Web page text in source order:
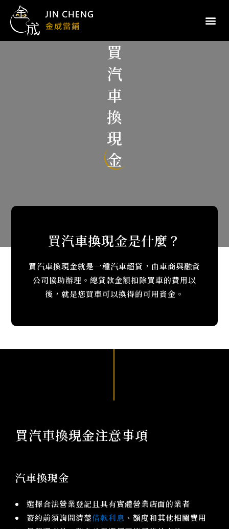
買
汽
車
換
現
金
買汽車換現金是什麼？
買汽車換現金就是一種汽車超貸，由車商與融資
公司協助辦理。總貸款金額扣除買車的費用以
後，就是您買車可以換得的可用資金。
買汽車換現金注意事項
汽車換現金
選擇合法營業登記且具有實體營業店面的業者
簽約前須詢問清楚借款利息 、額度和其他相關費用